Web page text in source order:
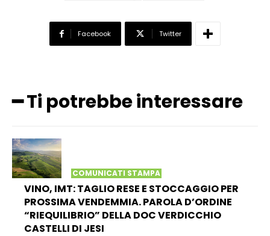
Facebook Twitter
━ Ti potrebbe interessare
COMUNICATI STAMPA
VINO, IMT: TAGLIO RESE E STOCCAGGIO PER
PROSSIMA VENDEMMIA. PAROLA D’ORDINE
“RIEQUILIBRIO” DELLA DOC VERDICCHIO
CASTELLI DI JESI